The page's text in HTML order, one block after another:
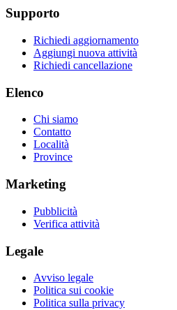
Supporto
Richiedi aggiornamento
Aggiungi nuova attività
Richiedi cancellazione
Elenco
Chi siamo
Contatto
Località
Province
Marketing
Pubblicità
Verifica attività
Legale
Avviso legale
Politica sui cookie
Politica sulla privacy